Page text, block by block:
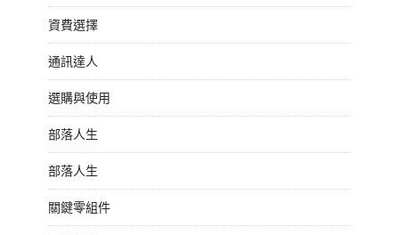
資費選擇
通訊達人
選購與使用
部落人生
部落人生
關鍵零組件